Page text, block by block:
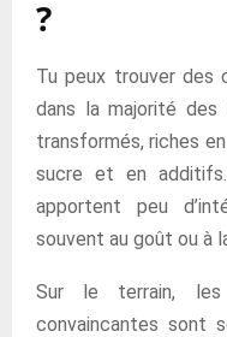
?
Tu peux trouver des
dans la majorité
transformés, riches
sucre et en
apportent peu
souvent au goût ou à
Sur le terrain, les
convaincantes sont